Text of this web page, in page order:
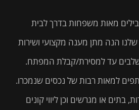
מובילים מאות משפחות בדרך לבית
הנה מתן מענה מקצועי ושירות
השלבים עד למסירת/קבלת המפתח.
למאות רבות של נכסים שנמכרו.
בתים או מגרשים וכן ליווי קונים